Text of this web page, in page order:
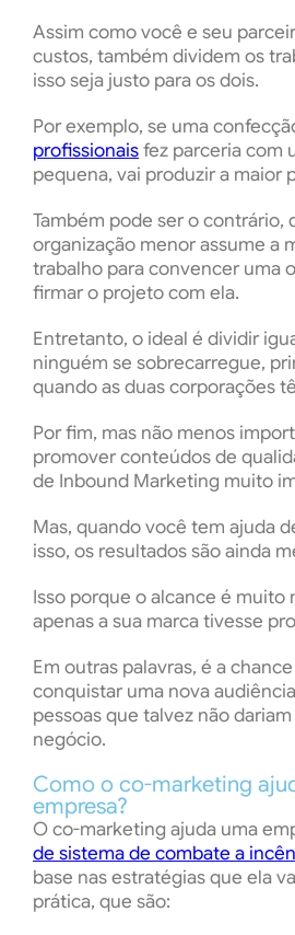
Assim como você e seu
custos, também dividem os
isso seja justo para os dois.
Por exemplo, se uma
profissionaisfez parceria com
pequena, vai produzir a maior
Também pode ser o contrário,
organização menor assume a
trabalho para convencer uma
firmar o projeto com ela.
Entretanto, o ideal é dividir
ninguém se sobrecarregue,
quando as duas corporações
Por fim, mas não menos
promover conteúdos de
de Inbound Marketing muito
Mas, quando você tem ajuda
isso, os resultados são ainda
Isso porque o alcance é muito
apenas a sua marca tivesse
Em outras palavras, é a
conquistar uma nova
pessoas que talvez não
negócio.
Como o co-marketing
empresa?
O co-marketing ajuda uma
de sistema de combate a
base nas estratégias que ela
prática, que são: